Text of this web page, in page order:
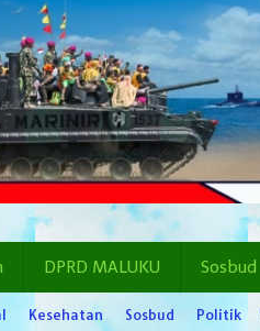
DPRD MALUKU Sosbud
Kesehatan Sosbud Politik